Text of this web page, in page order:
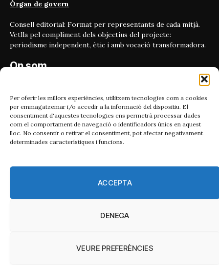
Per oferir les millors experiències, utilitzem tecnologies com a cookies
per emmagatzemar i/o accedir a la informació del dispositiu. El
consentiment d'aquestes tecnologies ens permetrà processar dades
com el comportament de navegació o identificadors únics en aquest
lloc. No consentir o retirar el consentiment, pot afectar negativament
determinades característiques i funcions.
ACCEPTA
DENEGA
VEURE PREFERÈNCIES
Òrgan de govern
Consell editorial: Format per representants de cada mitjà.
Vetlla pel compliment dels objectius del projecte:
periodisme independent, ètic i amb vocació transformadora.
On som
08010, Barcelona
Contacta'ns
Email:
catmet@periodismeplural.cat
Telèfon: